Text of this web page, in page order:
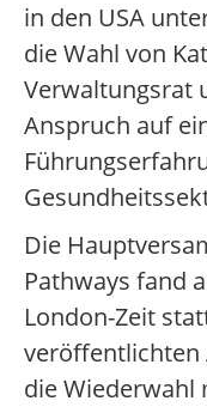
in den USA
die Wahl von
Verwaltungsrat
Anspruch auf
Die
Pathways fand
London-Zeit
veröffentlichten
die Wiederwahl